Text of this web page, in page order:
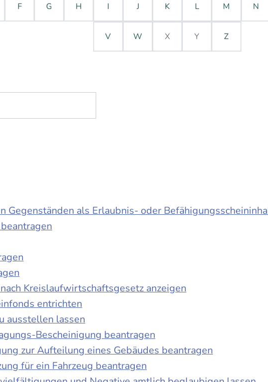
F G H I J K L M N
V W X Y Z
Gegenständen als Erlaubnis- oder
Kreislaufwirtschaftsgesetz anzeigen
entrichten
ausstellen lassen
Bescheinigung beantragen
zur Aufteilung eines Gebäudes beantragen
für ein Fahrzeug beantragen